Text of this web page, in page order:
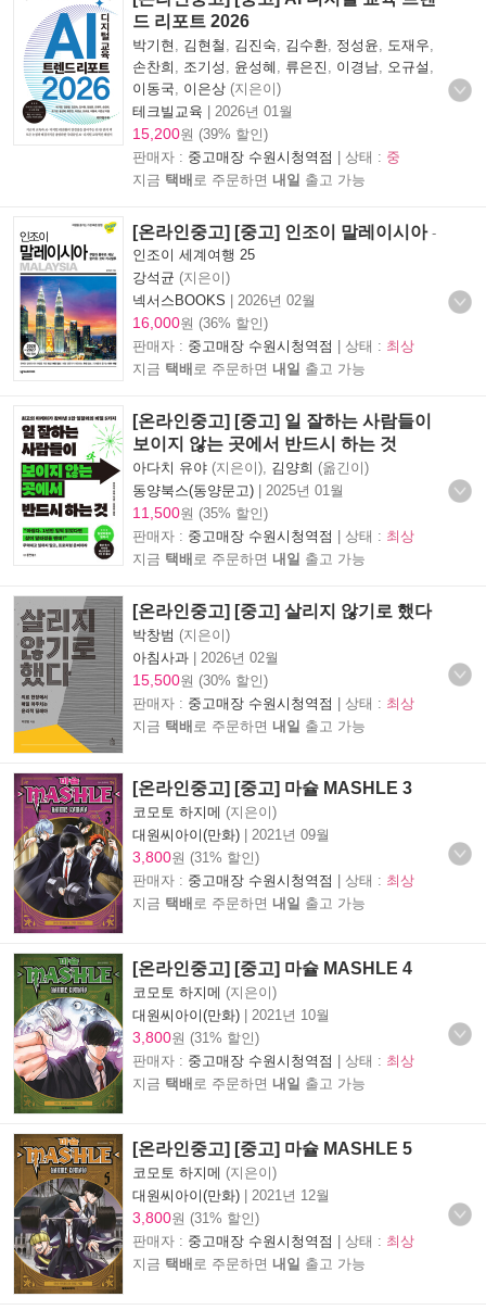
드 리포트 2026
박기현 , 김현철 , 김진숙, 김수환, 정성윤, 도재우,
손찬희 , 조기성 , 윤성혜 , 류은진 , 이경남, 오규설 ,
이동국, 이은상 (지은이)
테크빌교육
2026년 01월
15,200원 (39% 할인)
판매자 : 중고매장 수원시청역점 | 상태 : 중
지금 택배 로 주문하면 내일 출고 가능
[온라인중고] [중고] 인조이 말레이시아-
인조이 세계여행 25
강석균 (지은이)
넥서스BOOKS
2026년 02월
16,000원 (36% 할인)
판매자 : 중고매장 수원시청역점 | 상태 : 최상
지금 택배 로 주문하면 내일 출고 가능
[온라인중고] [중고] 일 잘하는 사람들이
보이지 않는 곳에서 반드시 하는 것
아다치 유야 (지은이), 김양희 (옮긴이)
동양북스(동양문고)
2025년 01월
11,500원 (35% 할인)
판매자 : 중고매장 수원시청역점 | 상태 : 최상
지금 택배 로 주문하면 내일 출고 가능
[온라인중고] [중고] 살리지 않기로 했다
박창범 (지은이)
아침사과
2026년 02월
15,500원 (30% 할인)
판매자 : 중고매장 수원시청역점 | 상태 : 최상
지금 택배 로 주문하면 내일 출고 가능
[온라인중고] [중고] 마슐 MASHLE 3
코모토 하지메 (지은이)
대원씨아이(만화)
2021년 09월
3,800원 (31% 할인)
판매자 : 중고매장 수원시청역점 | 상태 : 최상
지금 택배 로 주문하면 내일 출고 가능
[온라인중고] [중고] 마슐 MASHLE 4
코모토 하지메 (지은이)
대원씨아이(만화)
2021년 10월
3,800원 (31% 할인)
판매자 : 중고매장 수원시청역점 | 상태 : 최상
지금 택배 로 주문하면 내일 출고 가능
[온라인중고] [중고] 마슐 MASHLE 5
코모토 하지메 (지은이)
대원씨아이(만화)
2021년 12월
3,800원 (31% 할인)
판매자 : 중고매장 수원시청역점 | 상태 : 최상
지금 택배 로 주문하면 내일 출고 가능